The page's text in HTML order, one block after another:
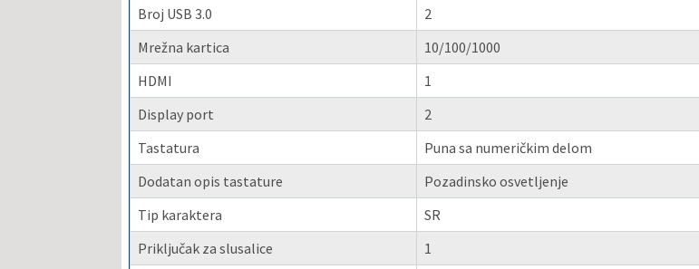
Broj USB 3.0
2
Mrežna kartica
10/100/1000
HDMI
1
Display port
2
Tastatura
Puna sa numeričkim delom
Dodatan opis tastature
Pozadinsko osvetljenje
Tip karaktera
SR
Priključak za slusalice
1